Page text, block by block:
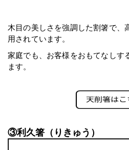
木目の美しさを強調した割箸で、
用されています。
家庭でも、お客様をおもてなしす
ます。
③利久箸（りきゅう）